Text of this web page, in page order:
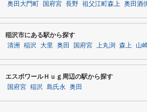
奥田大門町 国府宮 長野 祖父江町森上 奥田酒
稲沢市にある駅から探す
清洲 稲沢 大里 奥田 国府宮 上丸渕 森上 山
エスポワールＨｕｇ周辺の駅から探す
国府宮 稲沢 島氏永 奥田